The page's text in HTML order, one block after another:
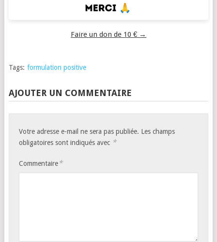
Faire un don de 10 € →
Tags: formulation positive
AJOUTER UN COMMENTAIRE
Votre adresse e-mail ne sera pas publiée. Les champs
obligatoires sont indiqués avec *
Commentaire*